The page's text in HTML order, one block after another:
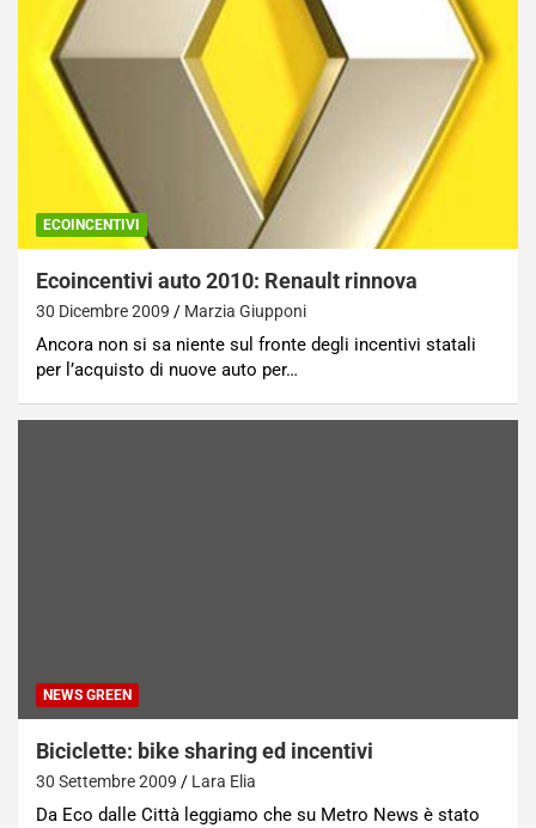
ECOINCENTIVI
Ecoincentivi auto 2010: Renault rinnova
30 Dicembre 2009 Marzia Giupponi
Ancora non si sa niente sul fronte degli incentivi statali
per l’acquisto di nuove auto per…
NEWS GREEN
Biciclette: bike sharing ed incentivi
30 Settembre 2009 Lara Elia
Da Eco dalle Città leggiamo che su Metro News è stato